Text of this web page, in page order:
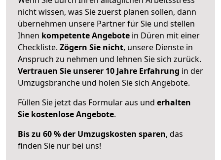
nicht wissen, was Sie zuerst planen sollen, dann
übernehmen unsere Partner für Sie und stellen
Ihnen kompetente Angebote in Düren mit einer
Checkliste. Zögern Sie nicht, unsere Dienste in
Anspruch zu nehmen und lehnen Sie sich zurück.
Vertrauen Sie unserer 10 Jahre Erfahrung in der
Umzugsbranche und holen Sie sich Angebote.
Füllen Sie jetzt das Formular aus und erhalten
Sie kostenlose Angebote.
Bis zu 60 % der Umzugskosten sparen, das
finden Sie nur bei uns!